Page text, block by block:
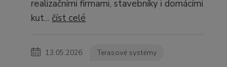
realizačními firmami, stavebníky i domácími
kut... číst celé
13.05.2026 Terasové systémy